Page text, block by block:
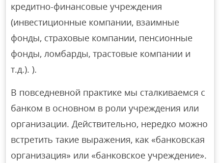
кредитно-финансовые учреждения
(инвестиционные компании, взаимные
фонды, страховые компании, пенсионные
фонды, ломбарды, трастовые компании и
т.д.). ).
В повседневной практике мы сталкиваемся с
банком в основном в роли учреждения или
организации. Действительно, нередко можно
встретить такие выражения, как «банковская
организация» или «банковское учреждение».